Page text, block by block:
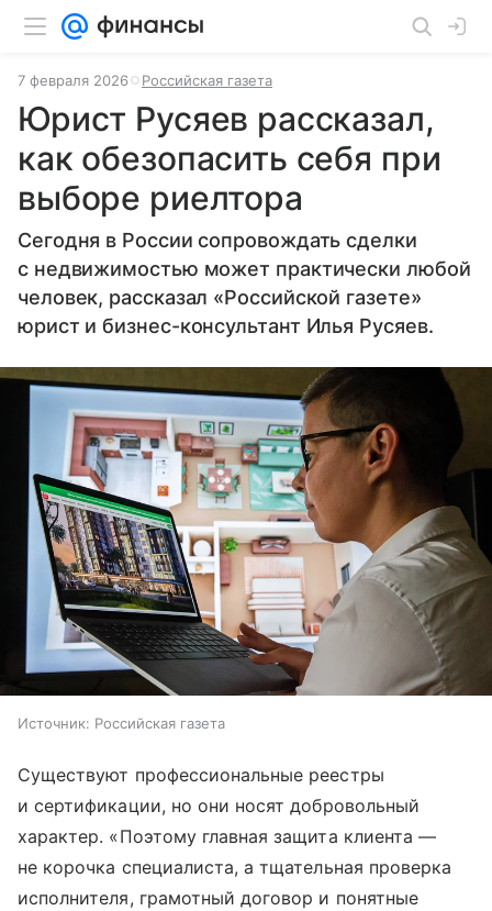
7 февраля 2026 Российская газета
Юрист Русяев рассказал,
как обезопасить себя при
выборе риелтора
Сегодня в России сопровождать сделки
с недвижимостью может практически любой
человек, рассказал «Российской газете»
юрист и бизнес-консультант Илья Русяев.
Источник: Российская газета
Существуют профессиональные реестры
и сертификации, но они носят добровольный
характер. «Поэтому главная защита клиента —
не корочка специалиста, а тщательная проверка
исполнителя, грамотный договор и понятные